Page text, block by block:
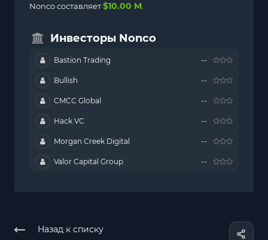
Nonco составляет$10.00 M.
Инвесторы Nonco
Bastion Trading --
Bullish --
CMCC Global --
Hack VC --
Morgan Creek Digital --
Valor Capital Group --
Назад к списку